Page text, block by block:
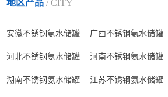
地区产品/ CITY
安徽不锈钢氨水储罐 广西不锈钢氨水储罐
河北不锈钢氨水储罐 河南不锈钢氨水储罐
湖南不锈钢氨水储罐 江苏不锈钢氨水储罐